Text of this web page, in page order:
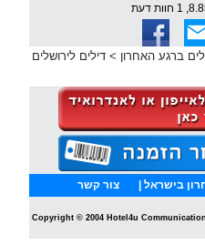
ברגע האחרון > דילים לירושלים
בישראל |צור קשר
Copyright © 2004 Hotel4u